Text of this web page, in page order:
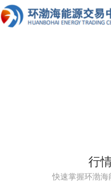
行
快速掌握环渤海